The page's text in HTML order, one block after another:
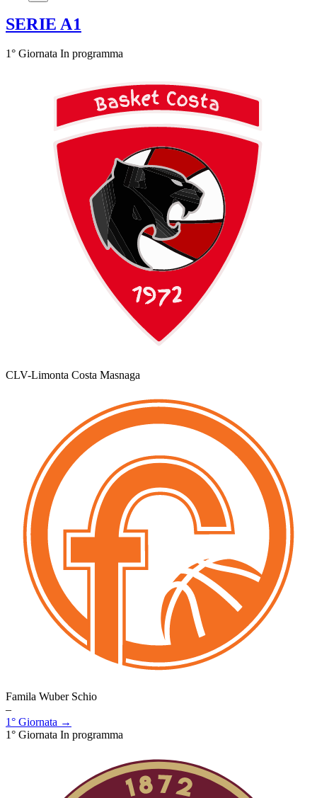
SERIE A1
1° Giornata In programma
CLV-Limonta Costa Masnaga
Famila Wuber Schio
–
1° Giornata →
1° Giornata In programma